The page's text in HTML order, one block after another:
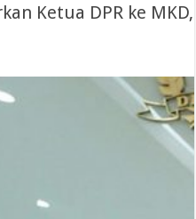
Ketua DPR ke MKD,